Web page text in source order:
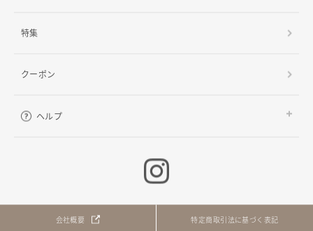
特集
クーポン
ヘルプ
会社概要 特定商取引法に基づく表記